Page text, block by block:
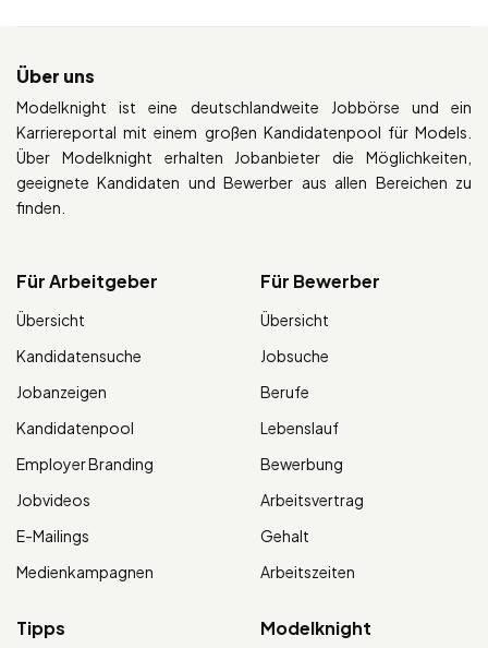
Über uns
Modelknight ist eine deutschlandweite Jobbörse und ein
Karriereportal mit einem großen Kandidatenpool für Models.
Über Modelknight erhalten Jobanbieter die Möglichkeiten,
geeignete Kandidaten und Bewerber aus allen Bereichen zu
finden.
Für Arbeitgeber
Übersicht
Kandidatensuche
Jobanzeigen
Kandidatenpool
Employer Branding
Jobvideos
E-Mailings
Medienkampagnen
Für Bewerber
Übersicht
Jobsuche
Berufe
Lebenslauf
Bewerbung
Arbeitsvertrag
Gehalt
Arbeitszeiten
Tipps Modelknight